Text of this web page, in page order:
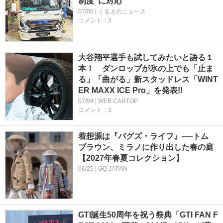
07/08 | くるまのニュース
コメント：3
大谷翔平選手も試してみたいと語る１
本！ ダンロップが氷の上でも「止ま
る」「曲がる」新スタッドレス「WINT
ER MAXX ICE Pro」を発表!!
07/04 | WEB CARTOP
コメント：3
着想源は『バグズ・ライフ』──トム
ブラウン、ミラノに作り出した春の庭
【2027年春夏コレクション】
06/25 | GQ JAPAN
GTI誕生50周年を祝う祭典「GTI FAN F